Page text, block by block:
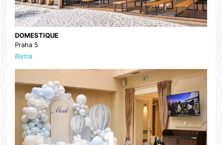
DOMESTIQUE
Praha 5
Bistra